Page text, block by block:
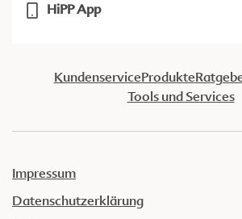
HiPP App
KundenserviceProdukte
Tools und Services
Impressum
Datenschutzerklärung